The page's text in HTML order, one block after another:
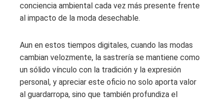
conciencia ambiental cada vez más presente frente
al impacto de la moda desechable.
Aun en estos tiempos digitales, cuando las modas
cambian velozmente, la sastrería se mantiene como
un sólido vínculo con la tradición y la expresión
personal, y apreciar este oficio no solo aporta valor
al guardarropa, sino que también profundiza el